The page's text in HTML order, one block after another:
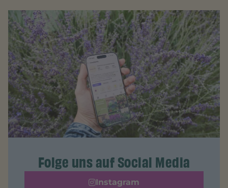
Folge uns auf Social Media
Instagram